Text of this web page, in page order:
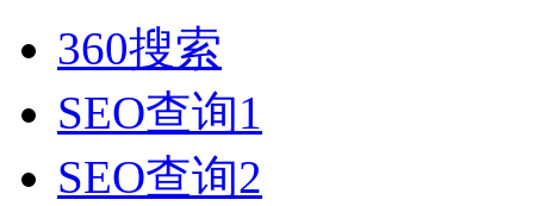
360搜索
SEO查询1
SEO查询2